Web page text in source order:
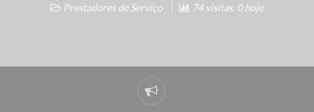
Prestadores de Serviço 74 visitas, 0 hoje
Denunciar